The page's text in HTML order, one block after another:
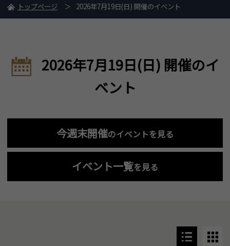
トップページ 2026年7月19日(日) 開催のイベント
2026年7月19日(日) 開催のイ
ベント
今週末開催のイベントを見る
イベント一覧を見る